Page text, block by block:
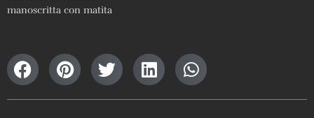
manoscritta con matita
(?)"